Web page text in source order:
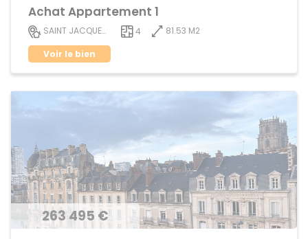
Achat Appartement 1
SAINT JACQUES DE LA LANDE 4
81.53 M2
Voir le bien
263 495 €